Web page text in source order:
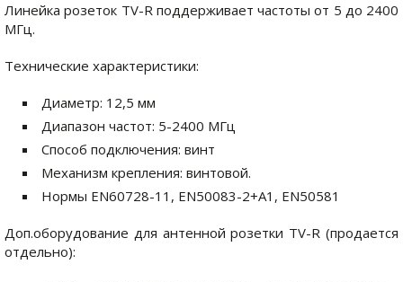
Линейка розеток TV-R поддерживает частоты от 5 до 2400
МГц.
Технические характеристики:
Диаметр: 12,5 мм
Диапазон частот: 5-2400 МГц
Способ подключения: винт
Механизм крепления: винтовой.
Нормы EN60728-11, EN50083-2+A1, EN50581
Доп.оборудование для антенной розетки TV-R (продается
отдельно):